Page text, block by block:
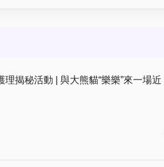
揭秘活動 | 與大熊貓“樂樂”來一場近